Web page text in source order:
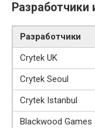
Разработчики
Crytek UK
Crytek Seoul
Crytek Istanbul
Blackwood Games